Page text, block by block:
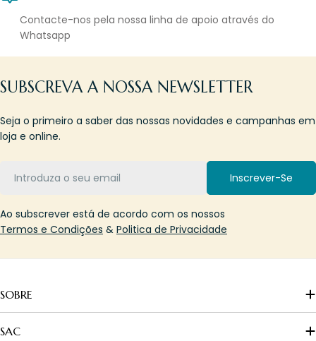
Contacte-nos pela nossa linha de apoio através do
Whatsapp
SUBSCREVA A NOSSA NEWSLETTER
Seja o primeiro a saber das nossas novidades e campanhas em
loja e online.
Inscrever-Se
Ao subscrever está de acordo com os nossos
Termos e Condições & Politica de Privacidade
SOBRE
SAC